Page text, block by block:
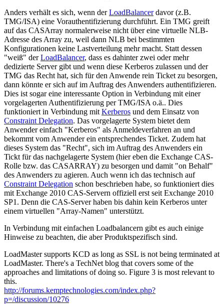
Anders verhält es sich, wenn derLoadBalancerdavor (z.B.
TMG/ISA) eine Vorauthentifizierung durchführt. Ein TMG greift
auf das CASArray normalerweise nicht über eine virtuelle NLB-
Adresse des Array zu, weil dann NLB bei bestimmten
Konfigurationen keine Lastverteilung mehr macht. Statt dessen
"weiß" derLoadBalancer, dass es dahinter zwei oder mehr
dedizierte Server gibt und wenn diese Kerberos zulassen und der
TMG das Recht hat, sich für den Anwende rein Ticket zu besorgen,
dann könnte er sich auf im Auftrag des Anwenders authentifizieren.
Dies ist sogar eine interessante Option in Verbindung mit einer
vorgelagerten Authentifizierung per TMG/ISA o.ä.. Dies
funktioniert in Verbindung mit Kerberos und dem Einsatz von
Constraint Delegation. Das vorgelagerte System bietet dem
Anwender einfach "Kerberos" als Anmeldeverfahren an und
bekommt vom Anwender ein entsprechendes Ticket. Zudem hat
dieses System das "Recht", sich im Auftrag des Anwenders ein
Tickt für das nachgelagerte System (hier eben die Exchange CAS-
Rolle bzw. das CASARRAY) zu besorgen und damit "on Behalf"
des Anwenders zu agieren. Auch wenn ich das technisch auf
Constraint Delegation schon beschrieben habe, so funktioniert dies
mit Exchange 2010 CAS-Servern offiziell erst seit Exchange 2010
SP1. Denn die CAS-Server haben bis dahin kein Kerberos unter
einem virtuellen "Array-Namen" unterstützt.
In Verbindung mit einfachen Loadbalancern gibt es auch einige
Hinweise zu beachten, die aber Produktspezifisch sind.
LoadMaster supports KCD as long as SSL is not being terminated at
LoadMaster. There's a TechNet blog that covers some of the
approaches and limitations of doing so. Figure 3 is most relevant to
this.
http://forums.kemptechnologies.com/index.php?
p=/discussion/10276